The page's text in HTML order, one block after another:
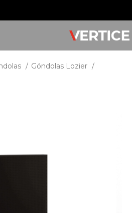
Góndolas Lozier